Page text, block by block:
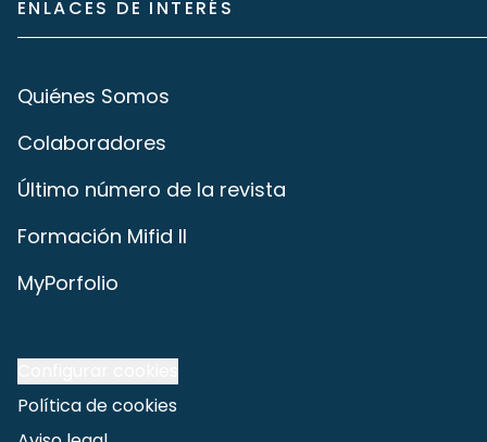
ENLACES DE INTERÉS
Quiénes Somos
Colaboradores
Último número de la revista
Formación Mifid II
MyPorfolio
Política de cookies